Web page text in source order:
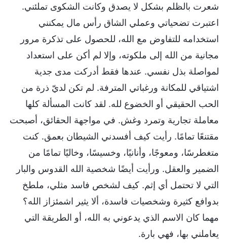
شعرت بالظلم بشكل لا يصدق وكانت الشكوى تملئني.
اعتبرت تضحياتي وعملي الشاق رأس مال يمكنني
استخدامه للتفاوض مع الله، للحصول على تذكرة مرور
مجانية من الله إلى ملكوته، وإلا لم أكن على استعداد
لمواصلة بذل نفسي. عندها فقط أدركت مدى جدية
اشتياقي للمكانة ورغباتي المترفة. لم تكن لديّ ذرة من
الحب الحقيقي أو الخضوع لله. لقد كانت المسألة كلها
معاملة تجارية وتمرد وغش. في مواجهة الحقائق، أصبحت
مقتنعًا تمامًا. رأيت كيف أفسدني الشيطان بعمق. كنت
متغطرسًا، ومعوجًا، وأنانيًا، وخسيسًا، وخاليًا تمامًا من
الضمير والعقل. ورأيت أيضًا شخصية الله القدوس والبار
التي لا تحتمل أي إثم. كيف لشخص فاسد مثلي، ملطخ
بدوافع كثيرة وشخصيات فاسدة، ألا يثير اشمئزاز الله؟
مهما كان الاسم الذي يدعوني به الله، أو الطريقة التي
يعاملني بها، فهي بارة.